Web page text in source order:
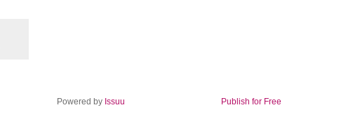
Powered by Issuu Publish for Free